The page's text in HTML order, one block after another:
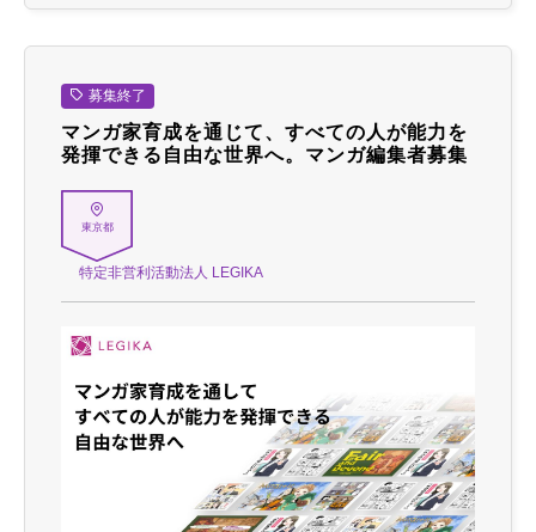
募集終了
マンガ家育成を通じて、すべての人が能力を
発揮できる自由な世界へ。マンガ編集者募集
東京都
特定非営利活動法人 LEGIKA